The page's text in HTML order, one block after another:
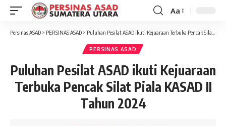
Font
Resizer
Aa
Persinas ASAD > PERSINAS ASAD > Puluhan Pesilat ASAD ikuti Kejuaraan Terbuka Pencak Silat Piala KASAD II Tahun 2024
PERSINAS ASAD
Puluhan Pesilat ASAD ikuti Kejuaraan
Terbuka Pencak Silat Piala KASAD II
Tahun 2024